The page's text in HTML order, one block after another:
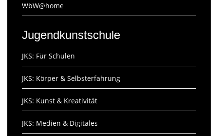
WbW@home
Jugendkunstschule
JKS: Für Schulen
JKS: Körper & Selbsterfahrung
JKS: Kunst & Kreativität
JKS: Medien & Digitales